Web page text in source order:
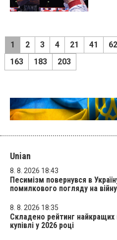
1 2 3 4 21 41 62
163
183 203
Unian
8. 8. 2026 18:43
Песимізм повернувся в
помилкового погляду на війну
8. 8. 2026 18:35
Складено рейтинг
купівлі у 2026 році